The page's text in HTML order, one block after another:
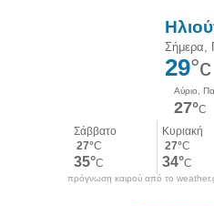
πρόγνωση καιρού από το